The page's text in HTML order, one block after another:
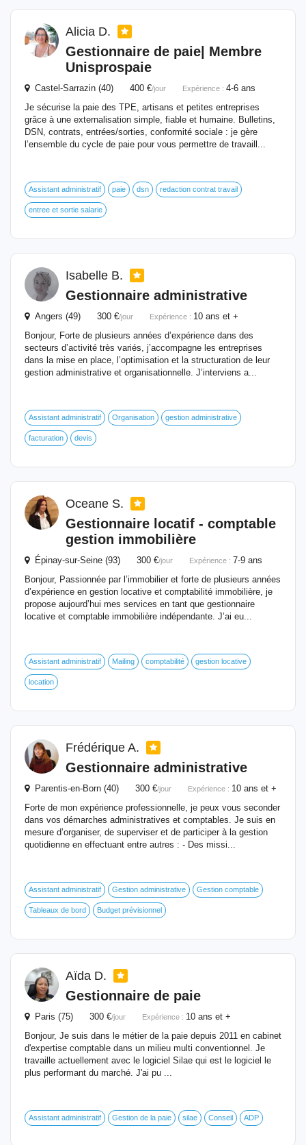
Alicia D.
Gestionnaire de paie| Membre
Unisprospaie
Castel-Sarrazin (40) 400 €/jour Expérience : 4-6 ans
Je sécurise la paie des TPE, artisans et petites entreprises
grâce à une externalisation simple, fiable et humaine. Bulletins,
DSN, contrats, entrées/sorties, conformité sociale : je gère
l’ensemble du cycle de paie pour vous permettre de travaill...
Assistant administratif paie dsn redaction contrat travail
entree et sortie salarie
Isabelle B.
Gestionnaire administrative
Angers (49) 300 €/jour Expérience : 10 ans et +
Bonjour, Forte de plusieurs années d’expérience dans des
secteurs d’activité très variés, j’accompagne les entreprises
dans la mise en place, l’optimisation et la structuration de leur
gestion administrative et organisationnelle. J’interviens a...
Assistant administratif Organisation gestion administrative
facturation devis
Oceane S.
Gestionnaire locatif - comptable
gestion immobilière
Épinay-sur-Seine (93) 300 €/jour Expérience : 7-9 ans
Bonjour, Passionnée par l’immobilier et forte de plusieurs années
d’expérience en gestion locative et comptabilité immobilière, je
propose aujourd’hui mes services en tant que gestionnaire
locative et comptable immobilière indépendante. J’ai eu...
Assistant administratif Mailing comptabilité gestion locative
location
Frédérique A.
Gestionnaire administrative
Parentis-en-Born (40) 300 €/jour Expérience : 10 ans et +
Forte de mon expérience professionnelle, je peux vous seconder
dans vos démarches administratives et comptables. Je suis en
mesure d’organiser, de superviser et de participer à la gestion
quotidienne en effectuant entre autres : - Des missi...
Assistant administratif Gestion administrative Gestion comptable
Tableaux de bord Budget prévisionnel
Aïda D.
Gestionnaire de paie
Paris (75) 300 €/jour Expérience : 10 ans et +
Bonjour, Je suis dans le métier de la paie depuis 2011 en cabinet
d'expertise comptable dans un milieu multi conventionnel. Je
travaille actuellement avec le logiciel Silae qui est le logiciel le
plus performant du marché. J'ai pu ...
Assistant administratif Gestion de la paie silae Conseil ADP